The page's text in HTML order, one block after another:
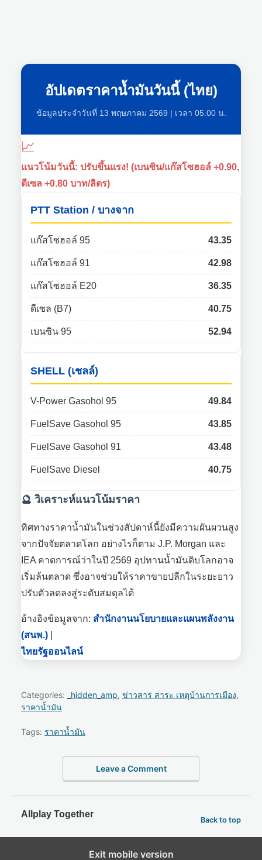
อัปเดตราคาน้ำมันวันนี้ (ไทย)
ข้อมูลประจำวันที่ 13 พฤษภาคม 2569 | เวลา 05:00 น.
📈
แนวโน้มวันนี้: ปรับขึ้นแรง! (เบนซิน/แก๊สโซฮอล์ +0.90,
ดีเซล +0.80 บาท/ลิตร)
PTT Station / บางจาก
แก๊สโซฮอล์ 95 43.35
แก๊สโซฮอล์ 91 42.98
แก๊สโซฮอล์ E20 36.35
ดีเซล (B7) 40.75
เบนซิน 95 52.94
SHELL (เชลล์)
V-Power Gasohol 95 49.84
FuelSave Gasohol 95 43.85
FuelSave Gasohol 91 43.48
FuelSave Diesel 40.75
🔮 วิเคราะห์แนวโน้มราคา
ทิศทางราคาน้ำมันในช่วงสัปดาห์นี้ยังมีความผันผวนสูง
จากปัจจัยตลาดโลก อย่างไรก็ตาม J.P. Morgan และ
IEA คาดการณ์ว่าในปี 2569 อุปทานน้ำมันดิบโลกอาจ
เริ่มล้นตลาด ซึ่งอาจช่วยให้ราคาขายปลีกในระยะยาว
ปรับตัวลดลงสู่ระดับสมดุลได้
อ้างอิงข้อมูลจาก: สำนักงานนโยบายและแผนพลังงาน
(สนพ.)
ไทยรัฐออนไลน์
Categories: _hidden_amp, ข่าวสาร สาระ เหตุบ้านการเมือง,
ราคาน้ำมัน
Tags: ราคาน้ำมัน
Leave a Comment
Allplay Together
Back to top
Exit mobile version